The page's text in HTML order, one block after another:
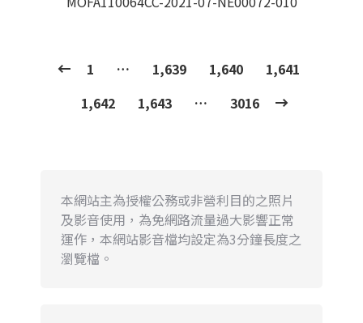
1 … 1,639 1,640
1,641
1,642
1,643 … 3016
本網站主為授權公務或非營利目的之照片
及影音使用，為免網路流量過大影響正常
運作，本網站影音檔均設定為3分鐘長度之
瀏覽檔。